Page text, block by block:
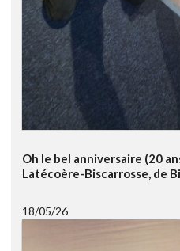
Oh le bel anniversaire (20
Latécoère-Biscarrosse, de
18/05/26